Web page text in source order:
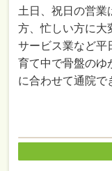
土日、祝日の営業
方、忙しい方に大
サービス業など平
育て中で骨盤のゆ
に合わせて通院で